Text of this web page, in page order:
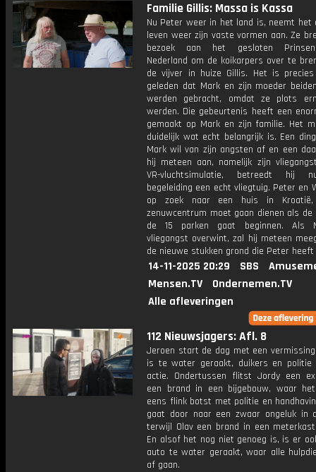
Familie Gillis: Massa is Kassa
Nu Peter weer in het land is, neemt het
leven weer zijn vaste vormen aan. Ze
bezoek aan het gesloten
Nederland om de koikarpers over te
de vijver in huize Gillis. Het is
geleden dat Mark en zijn moeder
werden gebracht, omdat ze plots
werden. Die gebeurtenis heeft een
gemaakt op Mark en zijn familie. Het
duidelijk wat echt belangrijk is. Een
Mark wil van zijn angsten af en een
hij meteen aan, namelijk zijn
VR-vluchtsimulatie, betreedt hij
begeleiding een echt vliegtuig. Peter en
op zoek naar een huis in
zenuwcentrum moet gaan dienen als de
de 15 parken gaat beginnen. Als
vliegangst overwint, zal hij meteen
de nieuwe stukken grond die Peter heeft
14-11-2025 20:29 SBS
Mensen.TV
Ondernemen.TV
Alle afleveringen
112 Nieuwsjagers: Afl. 8
Jeroen start de dag met een
is te water geraakt, duikers en politie
actie. Ondertussen flitst Jordy een
een brand in een bijgebouw, waar
eens flink botst met politie en
gaat door naar een zwaar ongeluk in
terwijl Olav een brand in een
En alsof het nog niet genoeg is, is er
auto te water geraakt, waar alle
af gaan.